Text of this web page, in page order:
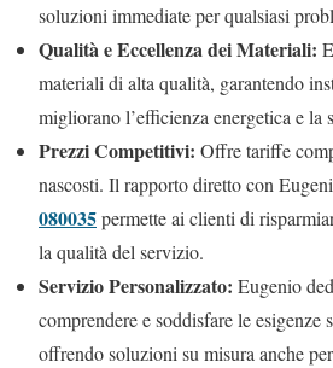
soluzioni immediate per qualsiasi
Qualità e Eccellenza dei Materiali:
materiali di alta qualità, garantendo
migliorano l’efficienza energetica e la
Prezzi Competitivi: Offre tariffe
nascosti. Il rapporto diretto con
080035permette ai clienti di
la qualità del servizio.
Servizio Personalizzato: Eugenio
comprendere e soddisfare le
offrendo soluzioni su misura anche